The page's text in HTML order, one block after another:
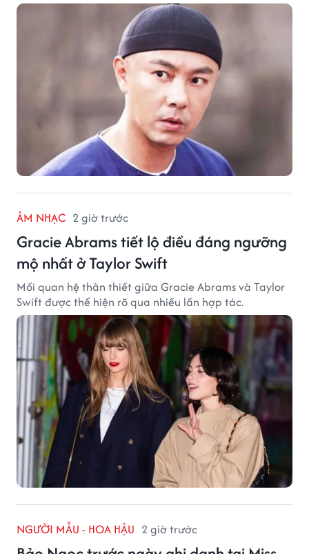
ÂM NHẠC 2 giờ trước
Gracie Abrams tiết lộ điều đáng ngưỡng
mộ nhất ở Taylor Swift
Mối quan hệ thân thiết giữa Gracie Abrams và Taylor
Swift được thể hiện rõ qua nhiều lần hợp tác.
NGƯỜI MẪU - HOA HẬU 2 giờ trước